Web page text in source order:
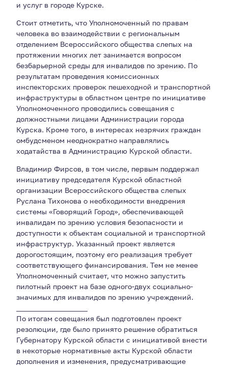
и услуг в городе Курске.
Стоит отметить, что Уполномоченный по правам
человека во взаимодействии с региональным
отделением Всероссийского общества слепых на
протяжении многих лет занимается вопросом
безбарьерной среды для инвалидов по зрению. По
результатам проведения комиссионных
инспекторских проверок пешеходной и транспортной
инфраструктуры в областном центре по инициативе
Уполномоченного проводились совещания с
должностными лицами Администрации города
Курска. Кроме того, в интересах незрячих граждан
омбудсменом неоднократно направлялись
ходатайства в Администрацию Курской области.
Владимир Фирсов, в том числе, первым поддержал
инициативу председателя Курской областной
организации Всероссийского общества слепых
Руслана Тихонова о необходимости внедрения
системы «Говорящий Город», обеспечивающей
инвалидам по зрению условия безопасности и
доступности к объектам социальной и транспортной
инфраструктур. Указанный проект является
дорогостоящим, поэтому его реализация требует
соответствующего финансирования. Тем не менее
Уполномоченный считает, что можно запустить
пилотный проект на базе одного-двух социально-
значимых для инвалидов по зрению учреждений.
По итогам совещания был подготовлен проект
резолюции, где было принято решение обратиться
Губернатору Курской области с инициативой внести
в некоторые нормативные акты Курской области
дополнения и изменения, предусматривающие